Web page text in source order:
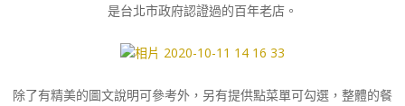
是台北市政府認證過的百年老店。
除了有精美的圖文說明可參考外，另有提供點菜單可勾選，整體的餐